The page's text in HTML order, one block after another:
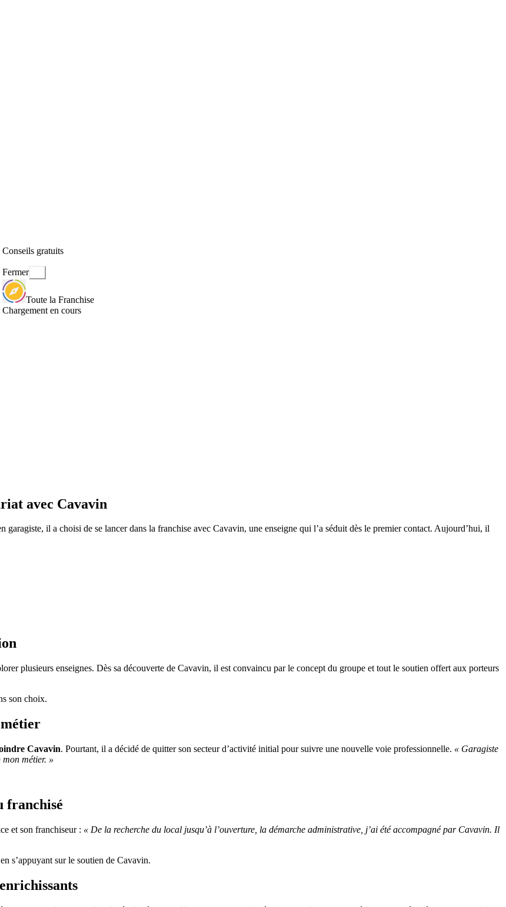
Conseils gratuits
Fermer
Toute la Franchise
Chargement en cours
avec Cavavin
il a choisi de se lancer dans la franchise avec Cavavin, une enseigne qui l’a séduit dès le premier contact. Aujourd’hui, il
plusieurs enseignes. Dès sa découverte de Cavavin, il est convaincu par le concept du groupe et tout le soutien offert aux porteurs
son choix.
métier
Cavavin. Pourtant, il a décidé de quitter son secteur d’activité initial pour suivre une nouvelle voie professionnelle. « Garagiste
métier. »
franchisé
et son franchiseur : « De la recherche du local jusqu’à l’ouverture, la démarche administrative, j’ai été accompagné par Cavavin. Il
s’appuyant sur le soutien de Cavavin.